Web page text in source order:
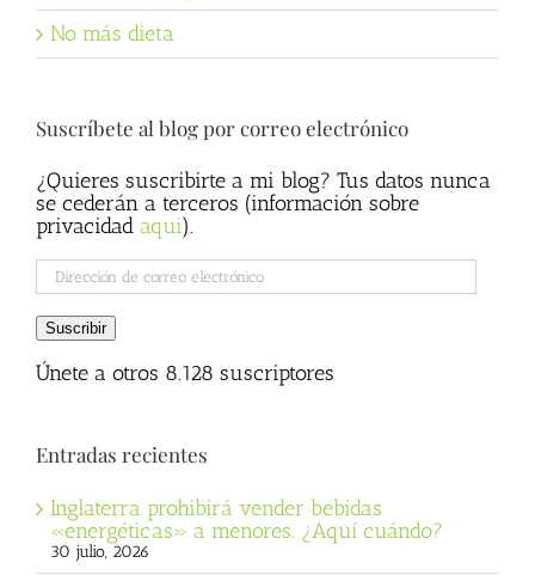
No más dieta
Suscríbete al blog por correo electrónico
¿Quieres suscribirte a mi blog? Tus datos nunca
se cederán a terceros (información sobre
privacidad aqui).
Dirección
de
correo
electrónico
Suscribir
Únete a otros 8.128 suscriptores
Entradas recientes
Inglaterra prohibirá vender bebidas
«energéticas» a menores. ¿Aquí cuándo?
30 julio, 2026